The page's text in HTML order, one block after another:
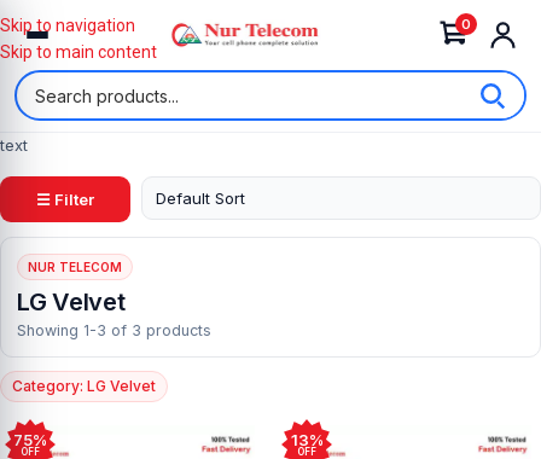
0
Skip to navigation
Skip to main content
text
☰ Filter
NUR TELECOM
LG Velvet
Showing 1-3 of 3 products
Category: LG Velvet
75%
OFF
13%
OFF